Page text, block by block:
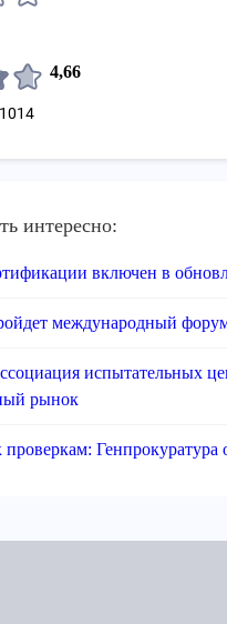
4,66
интересно:
включен в
международный
испытательных
рынок
проверкам: